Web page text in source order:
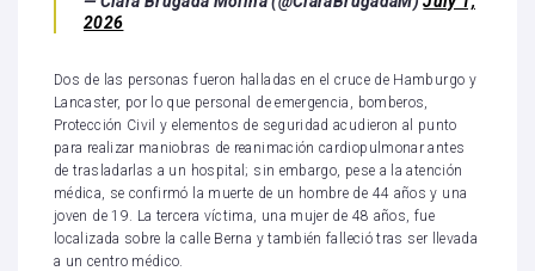
2026
Dos de las personas fueron halladas en el cruce de Hamburgo y
Lancaster, por lo que personal de emergencia, bomberos,
Protección Civil y elementos de seguridad acudieron al punto
para realizar maniobras de reanimación cardiopulmonar antes
de trasladarlas a un hospital; sin embargo, pese a la atención
médica, se confirmó la muerte de un hombre de 44 años y una
joven de 19. La tercera víctima, una mujer de 48 años, fue
localizada sobre la calle Berna y también falleció tras ser llevada
a un centro médico.